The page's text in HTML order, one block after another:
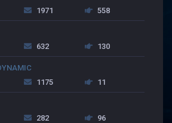
1971 558
632 130
1175 11
282 96